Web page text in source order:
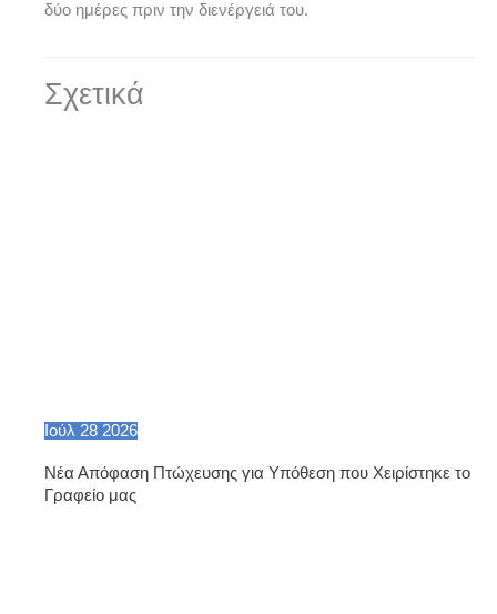
δύο ημέρες πριν την διενέργειά του.
Σχετικά
Ιούλ 28 2026
Νέα Απόφαση Πτώχευσης για Υπόθεση που Χειρίστηκε το
Γραφείο μας